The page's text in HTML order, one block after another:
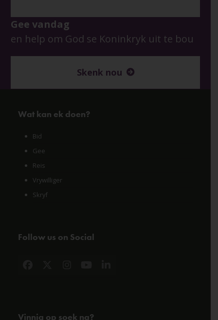
Gee vandag
en help om God se Koninkryk uit te bou
Skenk nou
Wat kan ek doen?
Bid
Gee
Reis
Vrywilliger
Skryf
Follow us on Social
Vinnig op soek na?